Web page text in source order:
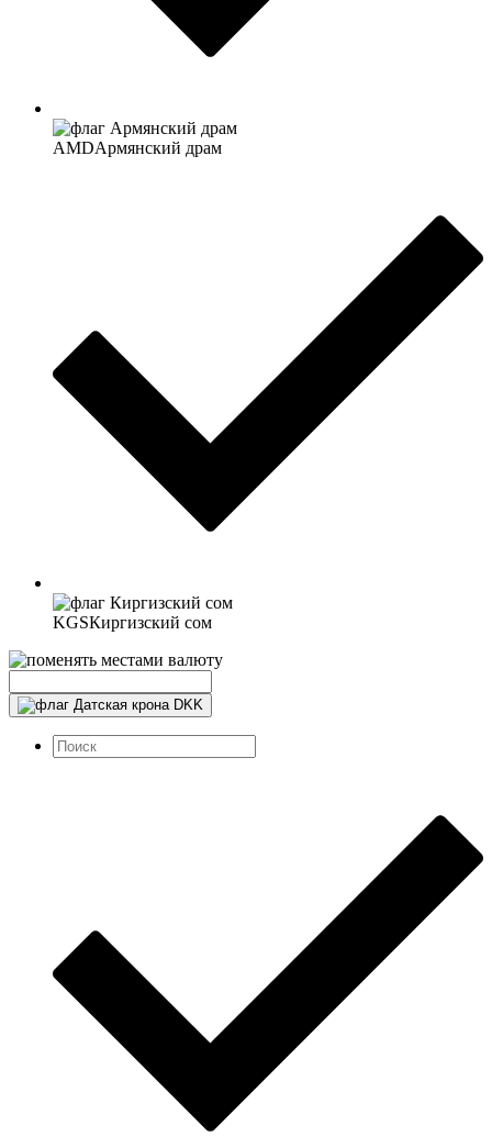
AMDАрмянский драм
KGSКиргизский сом
DKK